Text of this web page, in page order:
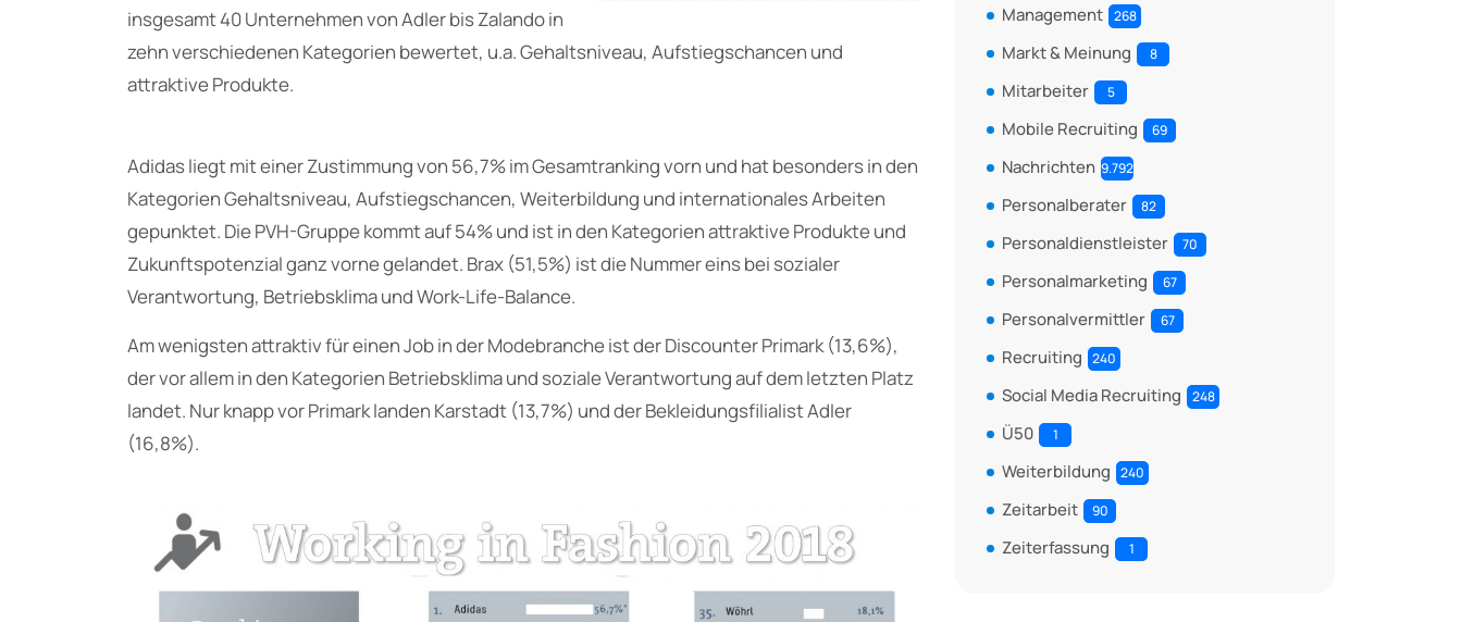
insgesamt 40 Unternehmen von Adler bis Zalando in
zehn verschiedenen Kategorien bewertet, u.a. Gehaltsniveau, Aufstiegschancen und
attraktive Produkte.
Adidas liegt mit einer Zustimmung von 56,7% im Gesamtranking vorn und hat besonders in den
Kategorien Gehaltsniveau, Aufstiegschancen, Weiterbildung und internationales Arbeiten
gepunktet. Die PVH-Gruppe kommt auf 54% und ist in den Kategorien attraktive Produkte und
Zukunftspotenzial ganz vorne gelandet. Brax (51,5%) ist die Nummer eins bei sozialer
Verantwortung, Betriebsklima und Work-Life-Balance.
Am wenigsten attraktiv für einen Job in der Modebranche ist der Discounter Primark (13,6%),
der vor allem in den Kategorien Betriebsklima und soziale Verantwortung auf dem letzten Platz
landet. Nur knapp vor Primark landen Karstadt (13,7%) und der Bekleidungsfilialist Adler
(16,8%).
Management 268
Markt & Meinung 8
Mitarbeiter 5
Mobile Recruiting 69
Nachrichten 9.792
Personalberater 82
Personaldienstleister 70
Personalmarketing 67
Personalvermittler 67
Recruiting 240
Social Media Recruiting 248
Ü50 1
Weiterbildung 240
Zeitarbeit 90
Zeiterfassung 1